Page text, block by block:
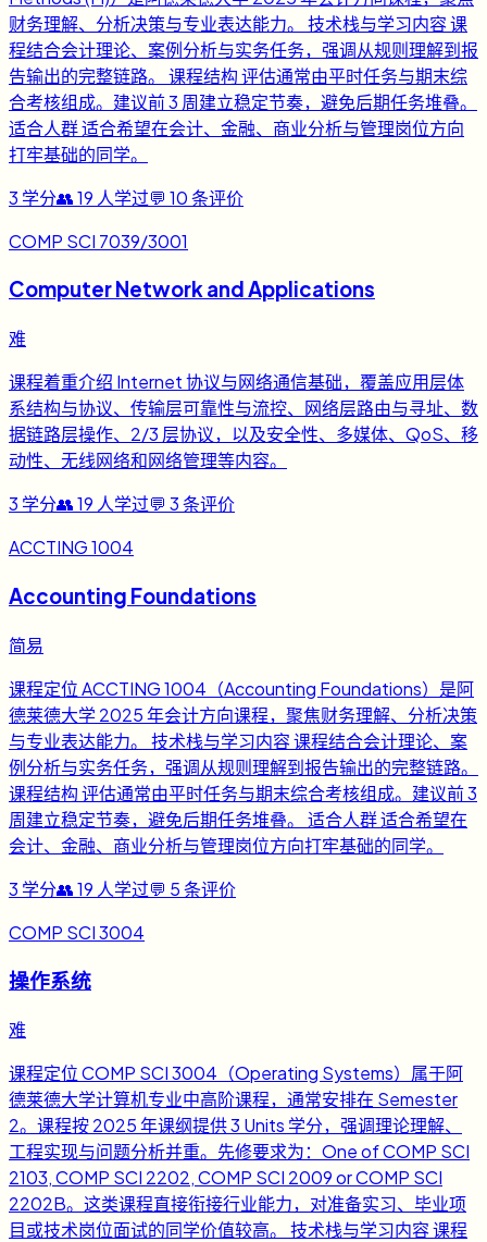
财务理解、分析决策与专业表达能力。 技术栈与学习内容 课
程结合会计理论、案例分析与实务任务，强调从规则理解到报
告输出的完整链路。 课程结构 评估通常由平时任务与期末综
合考核组成。建议前 3 周建立稳定节奏，避免后期任务堆叠。
适合人群 适合希望在会计、金融、商业分析与管理岗位方向
打牢基础的同学。
3 学分👥19 人学过💬 10条评价
COMP SCI 7039/3001
Computer Network and Applications
难
课程着重介绍 Internet 协议与网络通信基础，覆盖应用层体
系结构与协议、传输层可靠性与流控、网络层路由与寻址、数
据链路层操作、2/3 层协议，以及安全性、多媒体、QoS、移
动性、无线网络和网络管理等内容。
3 学分👥19 人学过💬 3条评价
ACCTING 1004
Accounting Foundations
简易
课程定位 ACCTING 1004（Accounting Foundations）是阿
德莱德大学 2025 年会计方向课程，聚焦财务理解、分析决策
与专业表达能力。 技术栈与学习内容 课程结合会计理论、案
例分析与实务任务，强调从规则理解到报告输出的完整链路。
课程结构 评估通常由平时任务与期末综合考核组成。建议前 3
周建立稳定节奏，避免后期任务堆叠。 适合人群 适合希望在
会计、金融、商业分析与管理岗位方向打牢基础的同学。
3 学分👥19 人学过💬 5条评价
COMP SCI 3004
操作系统
难
课程定位 COMP SCI 3004（Operating Systems）属于阿
德莱德大学计算机专业中高阶课程，通常安排在 Semester
2。课程按 2025 年课纲提供 3 Units 学分，强调理论理解、
工程实现与问题分析并重。先修要求为：One of COMP SCI
2103, COMP SCI 2202, COMP SCI 2009 or COMP SCI
2202B。这类课程直接衔接行业能力，对准备实习、毕业项
目或技术岗位面试的同学价值较高。 技术栈与学习内容 课程